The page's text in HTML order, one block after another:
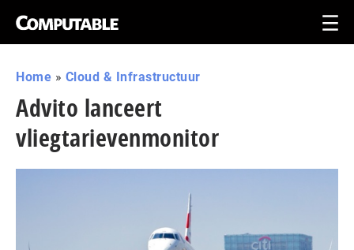
Home » Cloud & Infrastructuur
Advito lanceert
vliegtarievenmonitor